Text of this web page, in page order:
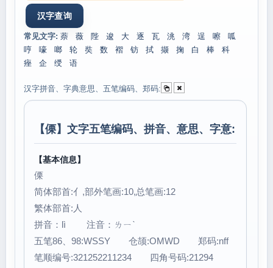
常见文字: 萘 薇 陛 逡 大 逐 瓦 洮 湾 逞 嚓
呱
哼
嚎 啷 轮 奘 数 褶 钫 拭 撷 掬 白 棒
科
痤
企 绶 语
汉字拼音、字典意思、五笔编码、郑码:
【傈】文字五笔编码、拼音、意思、字意:
【基本信息】
傈
简体部首:亻,部外笔画:10,总笔画:12
繁体部首:人
拼音：lì 注音：ㄌㄧˋ
五笔86、98:WSSY 仓颉:OMWD 郑码:nff
笔顺编号:321252211234 四角号码:21294